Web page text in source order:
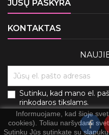
JŪSŲ PASKYRA
KONTAKTAS
Informuojame, kad šioje
cookies). Toliau naršydami
Sutinku Jūs sutinkate su
Sutinku, kad mano el.
rinkodaros tikslams.